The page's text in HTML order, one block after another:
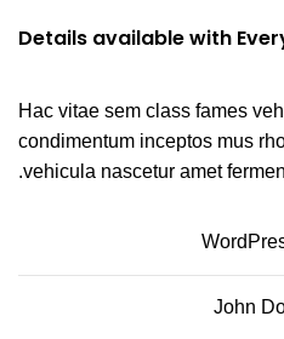
Details available with
Hac vitae sem class fames
condimentum inceptos mus
vehicula nascetur amet
John